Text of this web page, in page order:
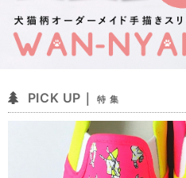
PICK UP｜ 特 集